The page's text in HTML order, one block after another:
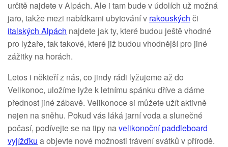
určitě najdete v Alpách. Ale i tam bude v údolích už možná
jaro, takže mezi nabídkami ubytování v rakouských či
italských Alpách najdete jak ty, které budou ještě vhodné
pro lyžaře, tak takové, které již budou vhodnější pro jiné
zážitky na horách.
Letos i někteří z nás, co jindy rádi lyžujeme až do
Velikonoc, uložíme lyže k letnímu spánku dříve a dáme
přednost jiné zábavě. Velikonoce si můžete užít aktivně
nejen na sněhu. Pokud vás láká jarní voda a slunečné
počasí, podívejte se na tipy navelikonoční paddleboard
vyjížďku a objevte nové možnosti trávení svátků v přírodě.